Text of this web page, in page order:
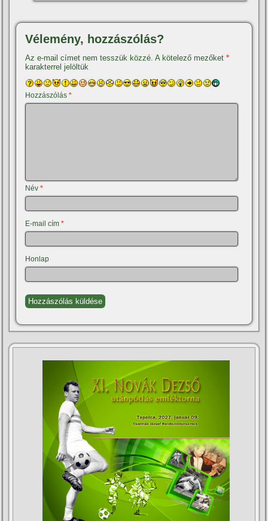
Vélemény, hozzászólás?
Az e-mail címet nem tesszük közzé. A kötelező mezőket*
karakterrel jelöltük
Hozzászólás*
Név*
E-mail cím*
Honlap